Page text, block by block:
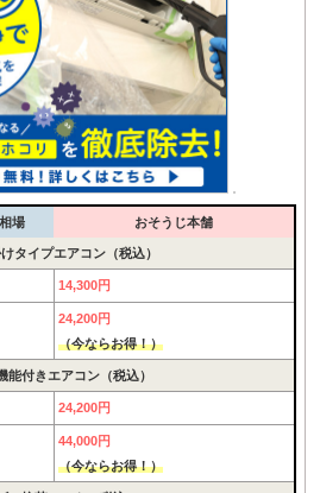
場 おそうじ本舗
タイプエアコン（税込）
14,300円
24,200円
（今ならお得！）
能付きエアコン（税込）
24,200円
44,000円
（今ならお得！）